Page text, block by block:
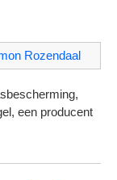
Rozendaal
een producent